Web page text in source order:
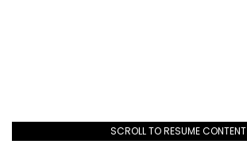
SCROLL TO RESUME CONTENT